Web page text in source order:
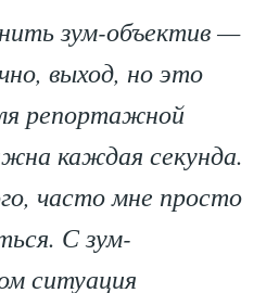
зум-объектив —
выход, но это
репортажной
каждая секунда.
часто мне просто
С зум-
ситуация